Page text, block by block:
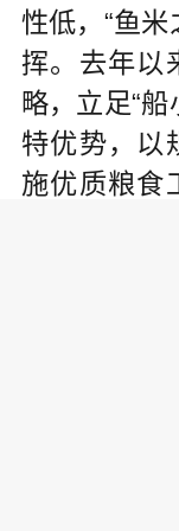
性低，“鱼
挥。去年以
略，立足“
特优势，以
施优质粮食